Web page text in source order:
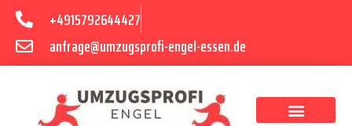
+4915792644427
anfrage@umzugsprofi-engel-essen.de